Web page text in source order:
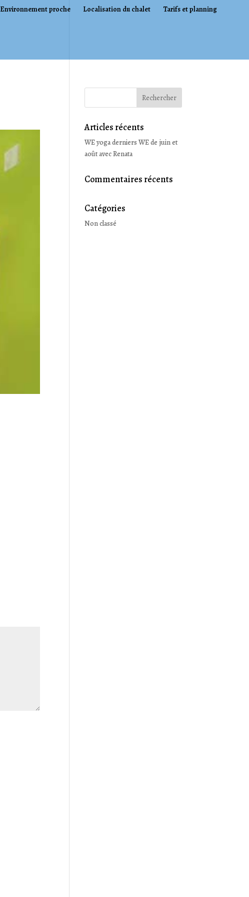
Environnement proche Localisation du chalet Tarifs et planning
Articles récents
WE yoga derniers WE de juin et
août avec Renata
Commentaires récents
Catégories
Non classé